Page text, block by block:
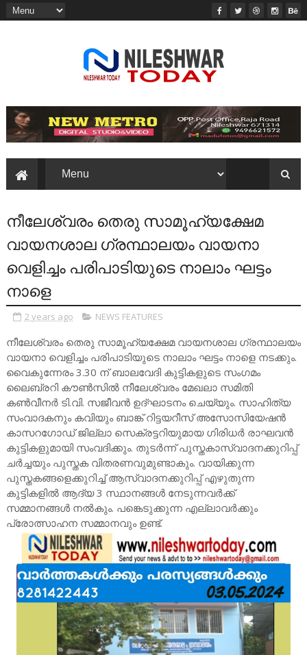
നീലേശ്വരം തെരു സാമൂഹ്യക്ഷേമ
വായനശാല ഗ്രന്ഥാലയം വായനാ
വെളിച്ചം പരിപാടിയുടെ നാലാം ഘട്ടം
നാളെ
2 years ago NEWS FEATURES
നീലേശ്വരം തെരു സാമൂഹ്യക്ഷേമ വായനശാല ഗ്രന്ഥാലയം
വായനാ വെളിച്ചം പരിപാടിയുടെ നാലാം ഘട്ടം നാളെ നടക്കും.
വൈകുന്നേരം 3.30 ന് ബാലവേദി കുട്ടികളുടെ സംഗമം
ലൈബ്രറി കൗൺസിൽ നീലേശ്വരം മേഖലാ സമിതി
കൺവീനർ ടി.വി. സജീവൻ ഉദ്ഘാടനം ചെയ്യും. സാഹിത്യ
സംവാദകനും കവിയും ബാങ്ക് റിട്ടയറീസ് അസോസിയേഷൻ
കാസറഗോഡ് ജില്ലാ സെക്രട്ടറിയുമായ ഗിരിധർ രാഘവൻ
കുട്ടികളുമായി സംവദിക്കും. തുടർന്ന് പുസ്തകാസ്വാദനക്കുറിപ്പ്
ചർച്ചയും പുസ്തക വിതരണവുമുണ്ടാകും. വായിക്കുന്ന
പുസ്തകങ്ങളെക്കുറിച്ച് ആസ്വാദനക്കുറിപ്പ് എഴുതുന്ന
കുട്ടികളിൽ ആദ്യ 3 സ്ഥാനങ്ങൾ നേടുന്നവർക്ക്
സമ്മാനങ്ങൾ നൽകും. പങ്കെടുക്കുന്ന എല്ലാവർക്കും
പ്രോത്സാഹന സമ്മാനവും ഉണ്ട്.